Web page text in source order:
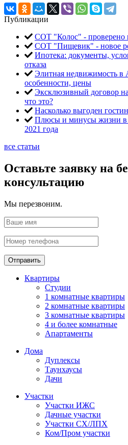
Публикации
СОТ "Колос" - проверено
СОТ "Пищевик" - новое
Ипотека: документы,
отказа
Элитная недвижимость в
особенности, цены
Эксклюзивный договор
что это?
Насколько выгоден
Плюсы и минусы жизни в
2021 года
все статьи
Оставьте заявку на
консультацию
Мы перезвоним.
Отправить
Квартиры
Студии
1 комнатные квартиры
2 комнатные квартиры
3 комнатные квартиры
4 и более комнатные
Апартаменты
Дома
Дуплексы
Таунхаусы
Дачи
Участки
Участки ИЖС
Дачные участки
Участки СХ/ЛПХ
Ком/Пром участки